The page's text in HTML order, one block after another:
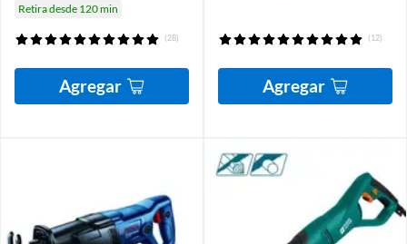
Retira desde 120 min
(28)
Agregar
(12)
Agregar